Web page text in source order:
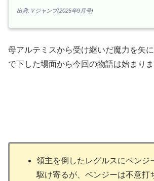
出典:Ｖジャンプ(2025年9月号)
母アルテミスから受け継いだ魔力を矢
で下した場面から今回の物語は始まりま
領主を倒したレグルスにベンジ
駆け寄るが、ベンジーは不意打